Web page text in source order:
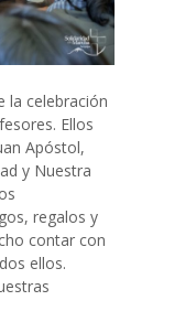
la celebración
Ellos
Apóstol,
y Nuestra
regalos y
contar con
ellos.